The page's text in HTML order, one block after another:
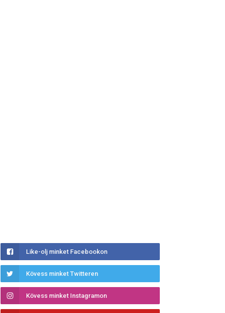
Like-olj minket Facebookon
Kövess minket Twitteren
Kövess minket Instagramon